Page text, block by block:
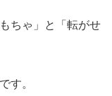
ちゃ」と「転がせ
す。